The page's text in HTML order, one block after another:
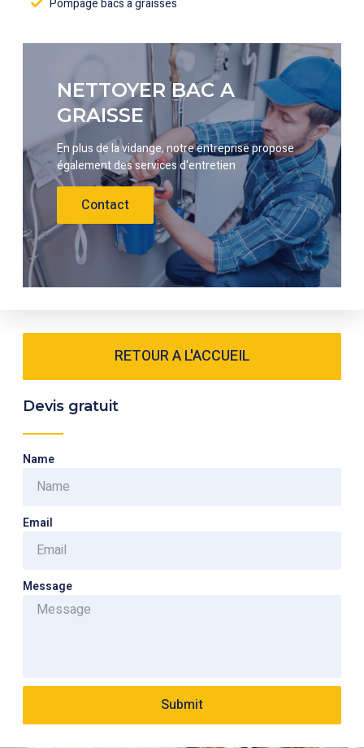
Pompage bacs à graisses
NETTOYER BAC A
GRAISSE
En plus de la vidange, notre entreprise propose
également des services d'entretien
Contact
RETOUR A L'ACCUEIL
Devis gratuit
Name
Email
Message
Submit